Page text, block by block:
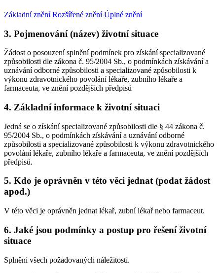
Základní znění Rozšířené znění Úplné znění
3. Pojmenování (název) životní situace
Žádost o posouzení splnění podmínek pro získání specializované
způsobilosti dle zákona č. 95/2004 Sb., o podmínkách získávání a
uznávání odborné způsobilosti a specializované způsobilosti k
výkonu zdravotnického povolání lékaře, zubního lékaře a
farmaceuta, ve znění pozdějších předpisů
4. Základní informace k životní situaci
Jedná se o získání specializované způsobilosti dle § 44 zákona č.
95/2004 Sb., o podmínkách získávání a uznávání odborné
způsobilosti a specializované způsobilosti k výkonu zdravotnického
povolání lékaře, zubního lékaře a farmaceuta, ve znění pozdějších
předpisů.
5. Kdo je oprávněn v této věci jednat (podat žádost
apod.)
V této věci je oprávněn jednat lékař, zubní lékař nebo farmaceut.
6. Jaké jsou podmínky a postup pro řešení životní
situace
Splnění všech požadovaných náležitostí.